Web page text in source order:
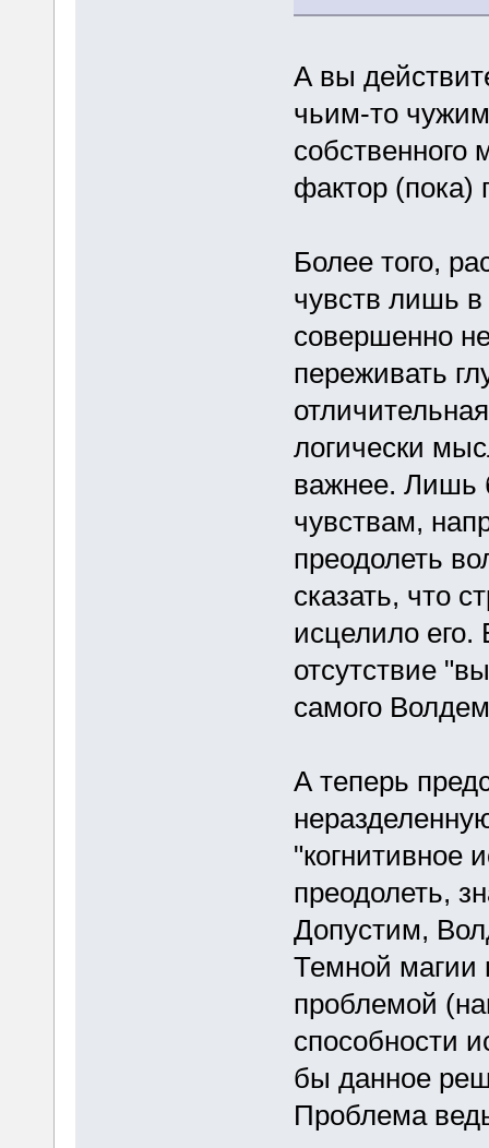
А вы
чьим-то
собственного
фактор (пока)
Более того,
чувств лишь в
совершенно
переживать
логически
важнее. Лишь
чувствам,
преодолеть
сказать, что
исцелило
отсутствие
самого
А теперь
"когнитивное
преодолеть,
Допустим,
Темной магии
проблемой
способности
бы данное
Проблема